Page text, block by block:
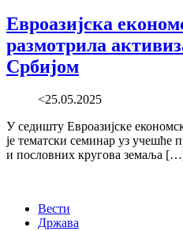
Евроазијска
размотрила
Србијом
<25.05.2025
У седишту Евроазијске
је тематски семинар уз учешће
и пословних кругова земаља
Вести
Држава